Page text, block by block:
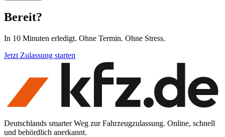
Bereit?
In 10 Minuten erledigt. Ohne Termin. Ohne Stress.
Jetzt Zulassung starten
Deutschlands smarter Weg zur Fahrzeugzulassung. Online, schnell
und behördlich anerkannt.